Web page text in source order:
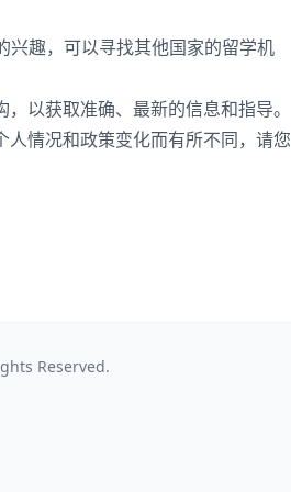
兴趣，可以寻找其他国家的留学机
以获取准确、最新的信息和指导。
情况和政策变化而有所不同，请您
Reserved.